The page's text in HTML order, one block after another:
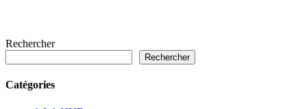
Rechercher
Rechercher
Catégories